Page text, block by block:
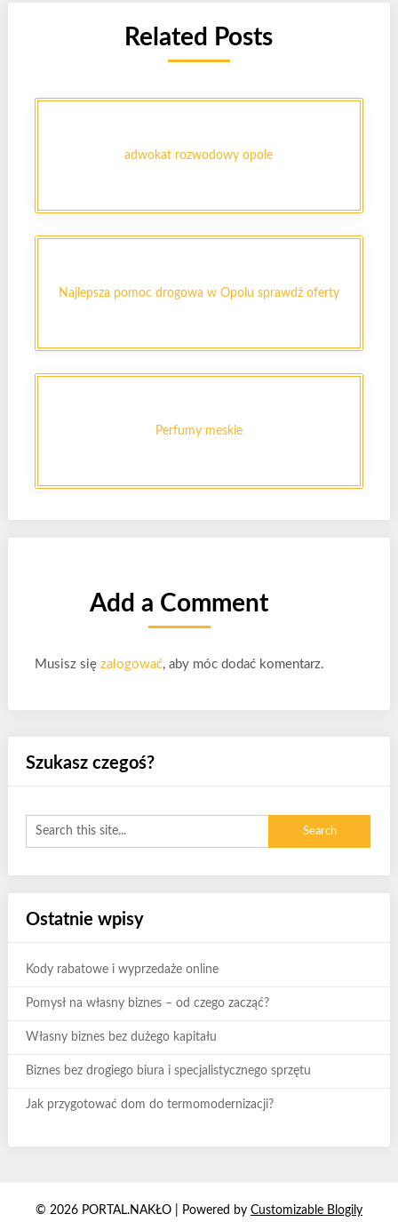
Related Posts
adwokat rozwodowy opole
Najlepsza pomoc drogowa w Opolu sprawdź oferty
Perfumy meskie
Add a Comment
Musisz się zalogować, aby móc dodać komentarz.
Szukasz czegoś?
Ostatnie wpisy
Kody rabatowe i wyprzedaże online
Pomysł na własny biznes – od czego zacząć?
Własny biznes bez dużego kapitału
Biznes bez drogiego biura i specjalistycznego sprzętu
Jak przygotować dom do termomodernizacji?
© 2026 PORTAL.NAKŁO | Powered by Customizable Blogily